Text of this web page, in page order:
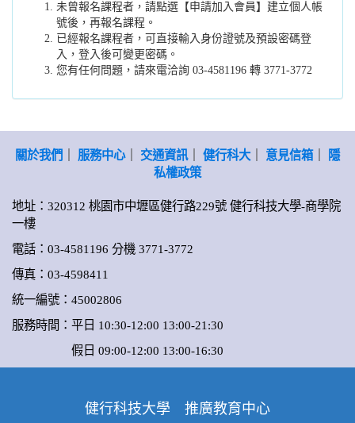
未曾報名課程者，請點選【申請加入會員】建立個人帳
號後，再報名課程。
已經報名課程者，可直接輸入身份證號及預設密碼登
入，登入後可變更密碼。
您有任何問題，請來電洽詢 03-4581196 轉 3771-3772
關於我們 服務中心｜ 交通資訊｜ 健行科大｜ 意見信箱｜
隱
私權政策
地址：320312 桃園市中壢區健行路229號 健行科技大學-商學院
一樓
電話：03-4581196 分機 3771-3772
傳真：03-4598411
統一編號：45002806
服務時間：平日 10:30-12:00 13:00-21:30
假日 09:00-12:00 13:00-16:30
健行科技大學 推廣教育中心